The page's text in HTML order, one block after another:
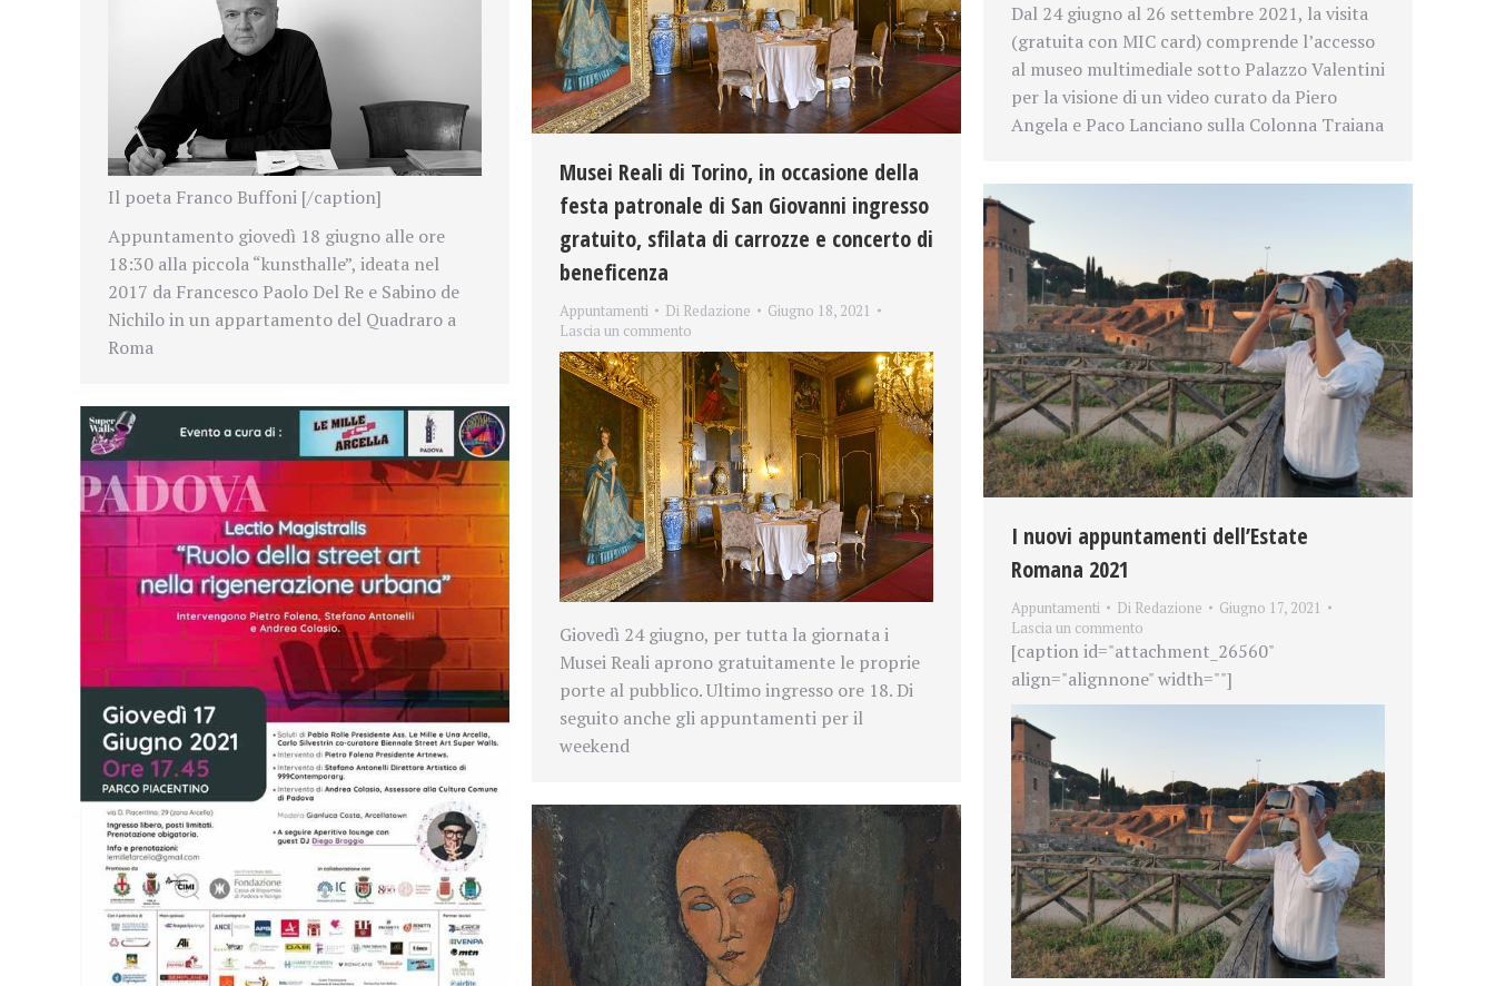
Dal 24 giugno al 26 settembre 2021, la visita
(gratuita con MIC card) comprende l’accesso
al museo multimediale sotto Palazzo Valentini
per la visione di un video curato da Piero
Angela e Paco Lanciano sulla Colonna Traiana
Il poeta Franco Buffoni [/caption]
Appuntamento giovedì 18 giugno alle ore
18:30 alla piccola “kunsthalle”, ideata nel
2017 da Francesco Paolo Del Re e Sabino de
Nichilo in un appartamento del Quadraro a
Roma
Musei Reali di Torino, in occasione della
festa patronale di San Giovanni ingresso
gratuito, sfilata di carrozze e concerto di
beneficenza
Appuntamenti Di Redazione
Giugno 18, 2021
Lascia un commento
Giovedì 24 giugno, per tutta la giornata i
Musei Reali aprono gratuitamente le proprie
porte al pubblico. Ultimo ingresso ore 18. Di
seguito anche gli appuntamenti per il
weekend
I nuovi appuntamenti dell’Estate
Romana 2021
Appuntamenti Di Redazione
Giugno 17, 2021
Lascia un commento
[caption id="attachment_26560"
align="alignnone" width=""]